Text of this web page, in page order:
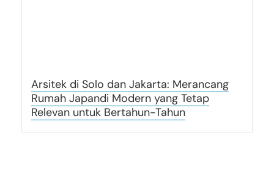
Arsitek di Solo dan Jakarta: Merancang
Rumah Japandi Modern yang Tetap
Relevan untuk Bertahun-Tahun